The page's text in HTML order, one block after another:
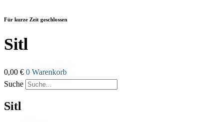
Inhalt
Für kurze Zeit geschlossen
Sitl
0,00 € 0 Warenkorb
Suche
Sitl